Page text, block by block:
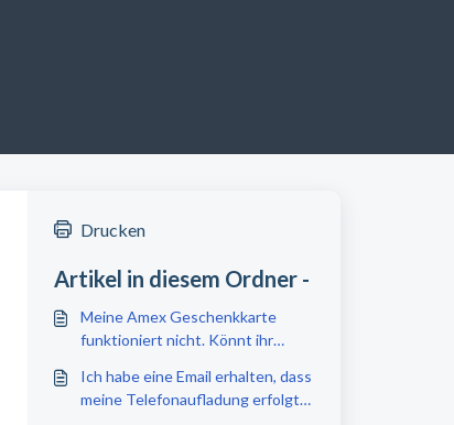
Drucken
Artikel in diesem Ordner -
Meine Amex Geschenkkarte
funktioniert nicht. Könnt ihr
Ich habe eine Email erhalten, dass
meine Telefonaufladung erfolgte.